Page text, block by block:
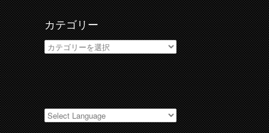
カテゴリー
カ
テ
ゴ
リ
ー